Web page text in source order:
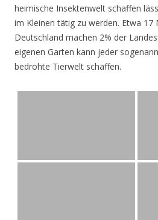
heimische Insektenwelt schaffen
im Kleinen tätig zu werden. Etwa 17
Deutschland machen 2% der
eigenen Garten kann jeder
bedrohte Tierwelt schaffen.